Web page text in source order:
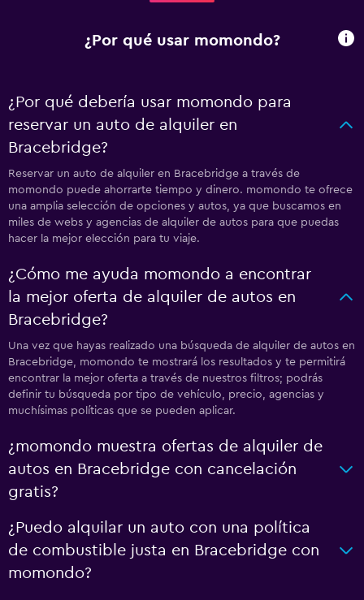
¿Por qué usar momondo?
¿Por qué debería usar momondo para
reservar un auto de alquiler en
Bracebridge?
Reservar un auto de alquiler en Bracebridge a través de
momondo puede ahorrarte tiempo y dinero. momondo te ofrece
una amplia selección de opciones y autos, ya que buscamos en
miles de webs y agencias de alquiler de autos para que puedas
hacer la mejor elección para tu viaje.
¿Cómo me ayuda momondo a encontrar
la mejor oferta de alquiler de autos en
Bracebridge?
Una vez que hayas realizado una búsqueda de alquiler de autos en
Bracebridge, momondo te mostrará los resultados y te permitirá
encontrar la mejor oferta a través de nuestros filtros; podrás
definir tu búsqueda por tipo de vehículo, precio, agencias y
muchísimas políticas que se pueden aplicar.
¿momondo muestra ofertas de alquiler de
autos en Bracebridge con cancelación
gratis?
¿Puedo alquilar un auto con una política
de combustible justa en Bracebridge con
momondo?